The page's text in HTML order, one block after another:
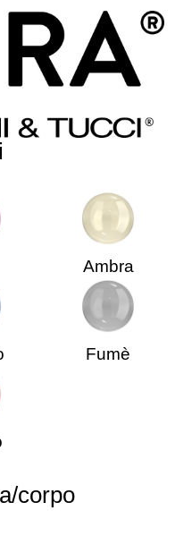
Ambra
Fumè
corpo